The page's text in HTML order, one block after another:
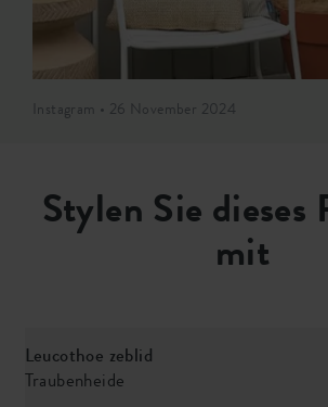
Instagram • 26 November 2024
Stylen Sie dieses
mit
Leucothoe zeblid
Traubenheide